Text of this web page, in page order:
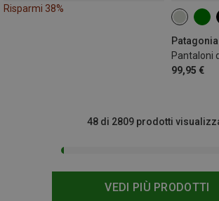
Risparmi 38%
Patagonia
99,95 €
XS S
VEDI PIÙ PRODOTTI
48 di 2809 prodotti